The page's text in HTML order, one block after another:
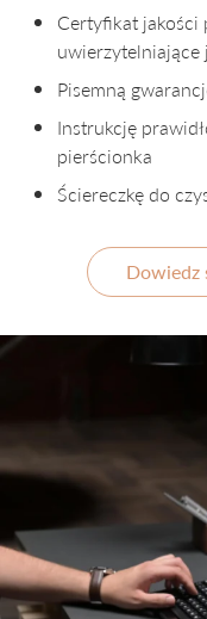
Certyfikat jakości
uwierzytelniające
Pisemną
Instrukcję
pierścionka
Ściereczkę do
Dowiedz